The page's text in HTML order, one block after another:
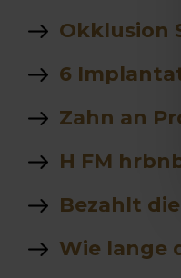
Okklusion
6
Zahn an
H FM
Bezahlt
Wie lange